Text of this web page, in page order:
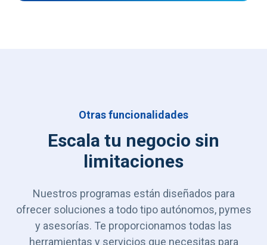
Otras funcionalidades
Escala tu negocio sin
limitaciones
Nuestros programas están diseñados para
ofrecer soluciones a todo tipo autónomos, pymes
y asesorías. Te proporcionamos todas las
herramientas y servicios que necesitas para